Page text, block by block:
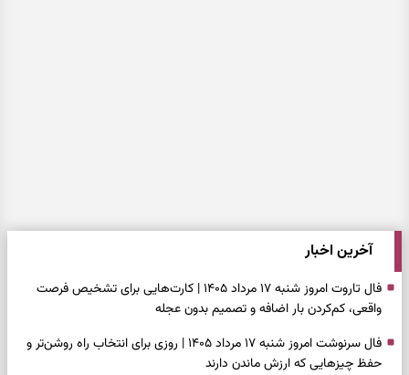
آخرین اخبار
فال تاروت امروز شنبه ۱۷ مرداد ۱۴۰۵ | کارت‌هایی برای تشخیص فرصت
واقعی، کم‌کردن بار اضافه و تصمیم بدون عجله
فال سرنوشت امروز شنبه ۱۷ مرداد ۱۴۰۵ | روزی برای انتخاب راه روشن‌تر و
حفظ چیزهایی که ارزش ماندن دارند